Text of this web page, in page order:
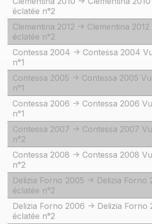
éclatée n°2
Clementina 2012 -> Clementina 2012
éclatée n°2
Contessa 2004 -> Contessa 2004
n°1
Contessa 2005 -> Contessa 2005
n°1
Contessa 2006 -> Contessa 2006
n°1
Contessa 2007 -> Contessa 2007
n°2
Contessa 2008 -> Contessa 2008
n°2
Delizia Forno 2005 -> Delizia Forno
éclatée n°2
Delizia Forno 2006 -> Delizia Forno
éclatée n°2